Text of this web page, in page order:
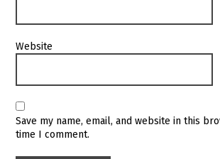
Website
Save my name, email, and website in this
time I comment.